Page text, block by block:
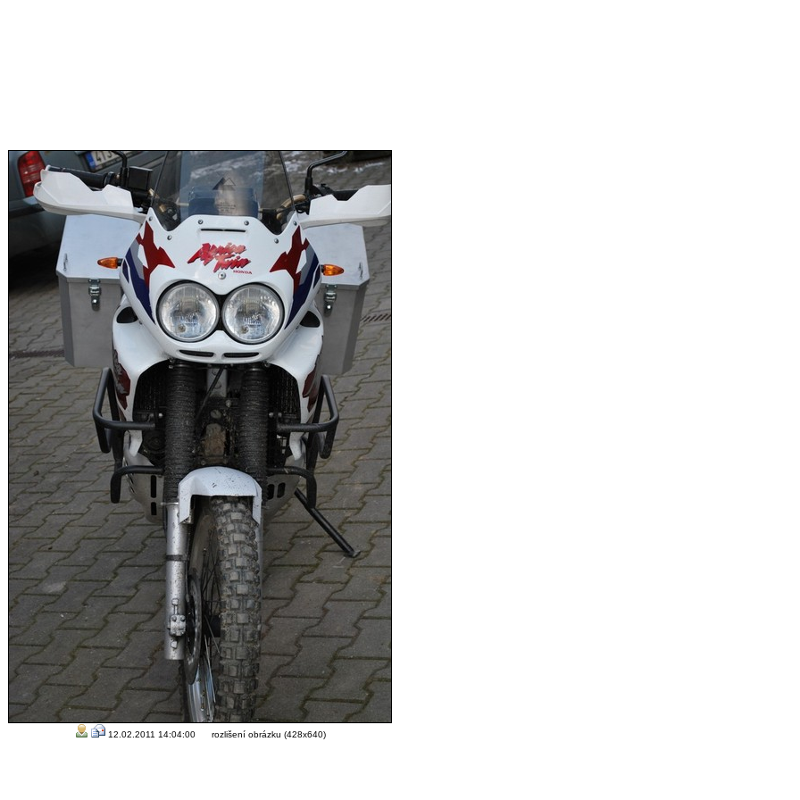
12.02.2011 14:04:00 rozlišení obrázku (428x640)